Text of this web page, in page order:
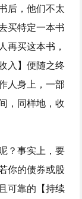
后，他们不太
买特定一本书
再买这本书，
入】便随之终
人身上，一部
，同样地，收
？事实上，要
你的债券或股
可靠的【持续